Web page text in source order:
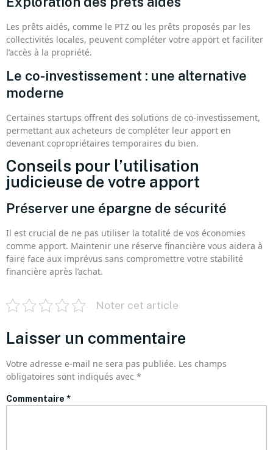
Les prêts aidés, comme le PTZ ou les prêts proposés par les
collectivités locales, peuvent compléter votre apport et faciliter
l’accès à la propriété.
Le co-investissement : une alternative
moderne
Certaines startups offrent des solutions de co-investissement,
permettant aux acheteurs de compléter leur apport en
devenant copropriétaires temporaires du bien.
Conseils pour l’utilisation
judicieuse de votre apport
Préserver une épargne de sécurité
Il est crucial de ne pas utiliser la totalité de vos économies
comme apport. Maintenir une réserve financière vous aidera à
faire face aux imprévus sans compromettre votre stabilité
financière après l’achat.
Noter cet article
Laisser un commentaire
Votre adresse e-mail ne sera pas publiée. Les champs
obligatoires sont indiqués avec *
Commentaire *